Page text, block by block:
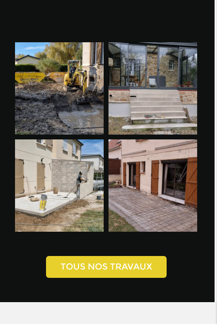
TOUS NOS TRAVAUX